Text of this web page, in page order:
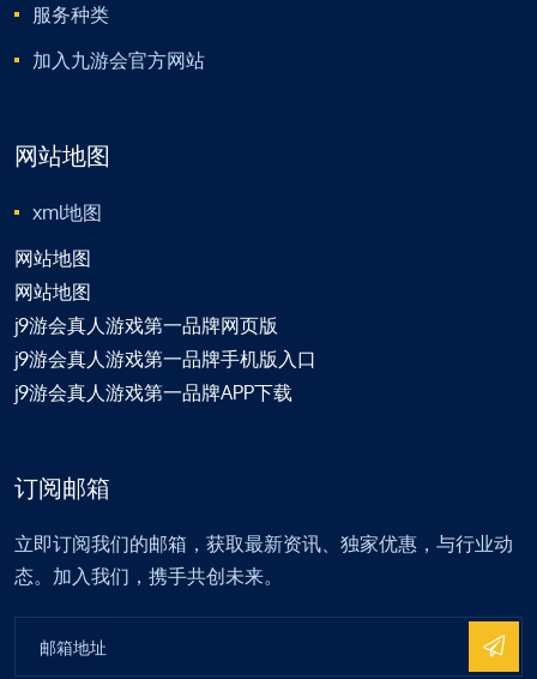
服务种类
加入九游会官方网站
网站地图
xml地图
网站地图
网站地图
j9游会真人游戏第一品牌网页版
j9游会真人游戏第一品牌手机版入口
j9游会真人游戏第一品牌APP下载
订阅邮箱
立即订阅我们的邮箱，获取最新资讯、独家优惠，与行业动
态。加入我们，携手共创未来。